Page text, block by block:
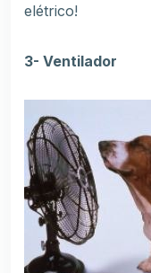
elétrico!
3- Ventilador